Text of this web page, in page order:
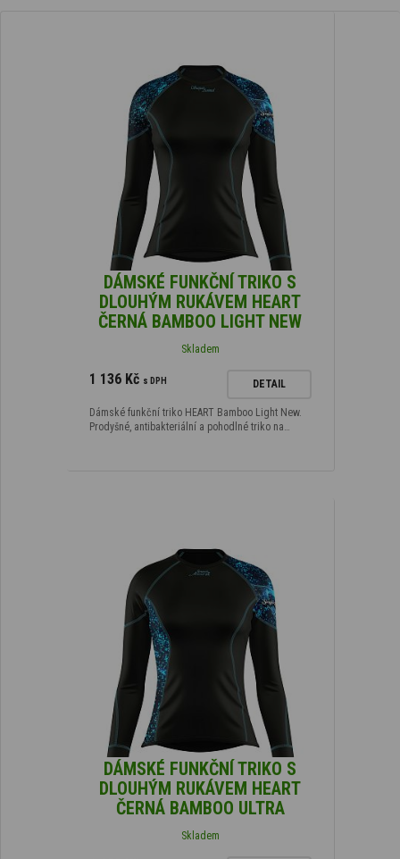
DÁMSKÉ FUNKČNÍ TRIKO S
DLOUHÝM RUKÁVEM HEART
ČERNÁ BAMBOO LIGHT NEW
Skladem
1 136 Kč s DPH DETAIL
Dámské funkční triko HEART Bamboo Light New.
Prodyšné, antibakteriální a pohodlné triko na…
DÁMSKÉ FUNKČNÍ TRIKO S
DLOUHÝM RUKÁVEM HEART
ČERNÁ BAMBOO ULTRA
Skladem